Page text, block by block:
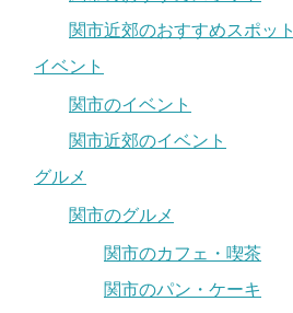
関市近郊のおすすめスポット
イベント
関市のイベント
関市近郊のイベント
グルメ
関市のグルメ
関市のカフェ・喫茶
関市のパン・ケーキ